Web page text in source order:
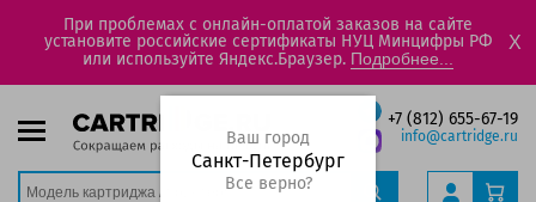
При проблемах с онлайн-оплатой заказов на сайте
установите российские сертификаты НУЦ Минцифры РФ
или используйте Яндекс.Браузер. Подробнее...
X
+7 (812) 655-67-19
info@cartridge.ru
Ваш город
Санкт-Петербург
Все верно?